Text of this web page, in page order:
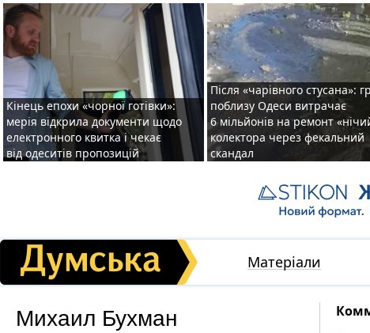
Кінець епохи «чорної готівки»:
мерія відкрила документи щодо
електронного квитка і чекає
від одеситів пропозицій
Після «чарівного стусана»:
поблизу Одеси витрачає
6 мільйонів на ремонт
колектора через фекальний
скандал
Матеріали
Михаил Бухман